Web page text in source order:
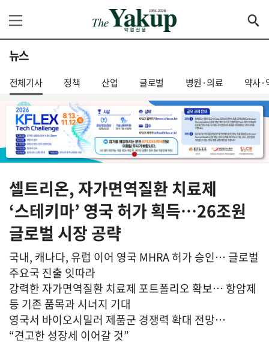
뉴스
전체기사 정책 산업 글로벌 병원·의료 약사·
셀트리온, 자가면역질환 치료제
‘스테키마’ 영국 허가 획득…26조원
글로벌 시장 공략
국내, 캐나다, 유럽 이어 영국 MHRA 허가 승인… 글로벌
주요국 진출 잇따라
강력한 자가면역질환 치료제 포트폴리오 확보… 항암제
등 기존 품목과 시너지 기대
영국서 바이오시밀러 제품군 경쟁력 확대 전망…
“견고한 성장세 이어갈 것”